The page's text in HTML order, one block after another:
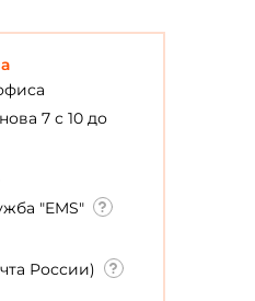
7 с 10 до
"EMS"
России)